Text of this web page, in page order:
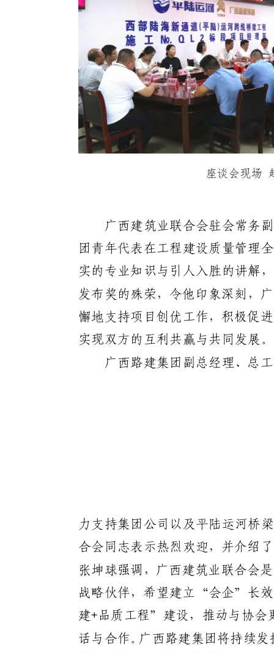
座谈会现场
广西建筑业联合会驻会常务
团青年代表在工程建设质量管理
实的专业知识与引人入胜的讲解
发布奖的殊荣，令他印象深刻，
懈地支持项目创优工作，积极促
实现双方的互利共赢与共同发展。
广西路建集团副总经理、总
力支持集团公司以及平陆运河桥梁
合会同志表示热烈欢迎 ，并介绍
张坤球强调， 广西建筑业联合会是
战略伙伴，希望建立“会企”长
建+品质工程”建设，推动与协会
话与合作。广西路建集团将持续